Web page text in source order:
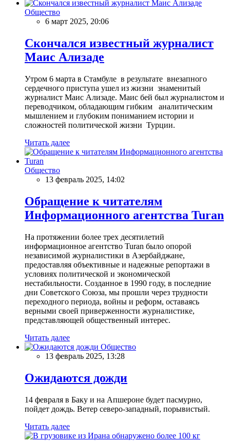
Общество
6 март 2025, 20:06
Скончался известный журналист
Маис Ализаде
Утром 6 марта в Стамбуле в результате внезапного
сердечного приступа ушел из жизни знаменитый
журналист Маис Ализаде. Маис бей был журналистом и
переводчиком, обладающим гибким аналитическим
мышлением и глубоким пониманием истории и
сложностей политической жизни Турции.
Читать далее
Общество
13 февраль 2025, 14:02
Обращение к читателям
Информационного агентства Turan
На протяжении более трех десятилетий
информационное агентство Turan было опорой
независимой журналистики в Азербайджане,
предоставляя объективные и надежные репортажи в
условиях политической и экономической
нестабильности. Созданное в 1990 году, в последние
дни Советского Союза, мы прошли через трудности
переходного периода, войны и реформ, оставаясь
верными своей приверженности журналистике,
представляющей общественный интерес.
Читать далее
Общество
13 февраль 2025, 13:28
Ожидаются дожди
14 февраля в Баку и на Апшероне будет пасмурно,
пойдет дождь. Ветер северо-западный, порывистый.
Читать далее